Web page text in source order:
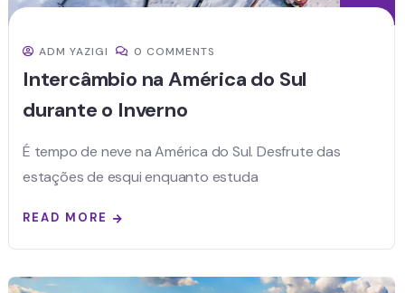
ADM YAZIGI 0 COMMENTS
Intercâmbio na América do Sul
durante o Inverno
É tempo de neve na América do Sul. Desfrute das
estações de esqui enquanto estuda
READ MORE